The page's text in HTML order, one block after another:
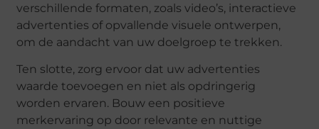
verschillende formaten, zoals video’s, interactieve
advertenties of opvallende visuele ontwerpen,
om de aandacht van uw doelgroep te trekken.
Ten slotte, zorg ervoor dat uw advertenties
waarde toevoegen en niet als opdringerig
worden ervaren. Bouw een positieve
merkervaring op door relevante en nuttige